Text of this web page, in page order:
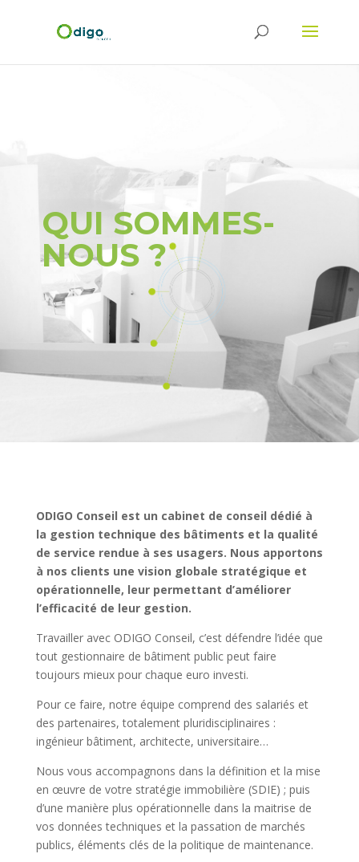
QUI SOMMES-
NOUS ?
ODIGO Conseil est un cabinet de conseil dédié à
la gestion technique des bâtiments et la qualité
de service rendue à ses usagers. Nous apportons
à nos clients une vision globale stratégique et
opérationnelle, leur permettant d’améliorer
l’efficacité de leur gestion.
Travailler avec ODIGO Conseil, c’est défendre l’idée que
tout gestionnaire de bâtiment public peut faire
toujours mieux pour chaque euro investi.
Pour ce faire, notre équipe comprend des salariés et
des partenaires, totalement pluridisciplinaires :
ingénieur bâtiment, architecte, universitaire…
Nous vous accompagnons dans la définition et la mise
en œuvre de votre stratégie immobilière (SDIE) ; puis
d’une manière plus opérationnelle dans la maitrise de
vos données techniques et la passation de marchés
publics, éléments clés de la politique de maintenance.